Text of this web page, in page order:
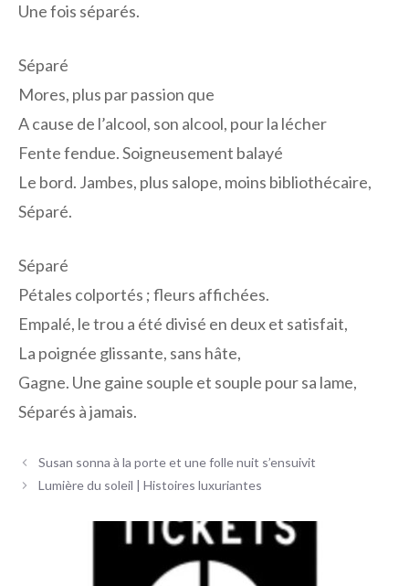
Une fois séparés.
Séparé
Mores, plus par passion que
A cause de l’alcool, son alcool, pour la lécher
Fente fendue. Soigneusement balayé
Le bord. Jambes, plus salope, moins bibliothécaire,
Séparé.
Séparé
Pétales colportés ; fleurs affichées.
Empalé, le trou a été divisé en deux et satisfait,
La poignée glissante, sans hâte,
Gagne. Une gaine souple et souple pour sa lame,
Séparés à jamais.
Navigation
des
Susan sonna à la porte et une folle nuit s’ensuivit
Lumière du soleil | Histoires luxuriantes